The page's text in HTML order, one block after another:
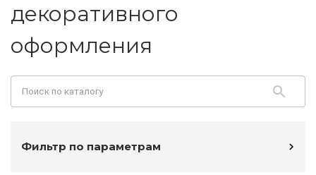
декоративного
оформления
Фильтр по параметрам